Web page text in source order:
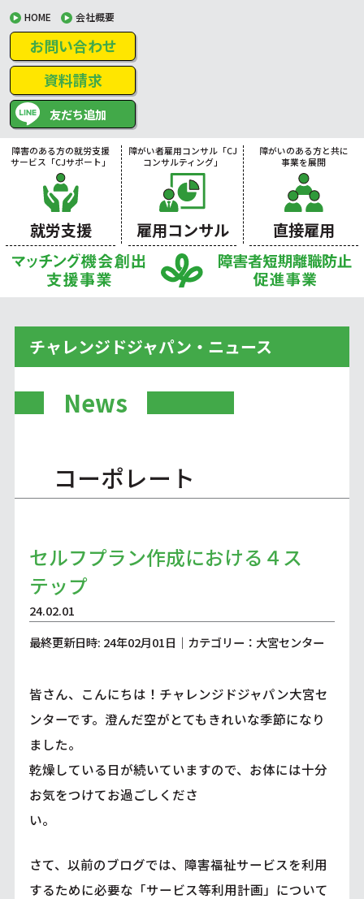
HOME 会社概要
お問い合わせ
資料請求
友だち追加
障害のある方の就労支援
サービス「CJサポート」
就労支援
障がい者雇用コンサル「CJ
コンサルティング」
雇用コンサル
障がいのある方と共に
事業を展開
直接雇用
チャレンジドジャパン・ニュース
News
コーポレート
セルフプラン作成における４ス
テップ
24.02.01
最終更新日時: 24年02月01日｜カテゴリー：大宮センター
皆さん、こんにちは！チャレンジドジャパン大宮セ
ンターです。澄んだ空がとてもきれいな季節になり
ました。
乾燥している日が続いていますので、お体には十分
お気をつけてお過ごしくださ
さて、以前のブログでは、障害福祉サービスを利用
するために必要な「サービス等利用計画」について